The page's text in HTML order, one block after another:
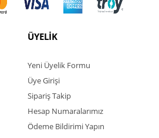
ÜYELİK
Yeni Üyelik Formu
Üye Girişi
Sipariş Takip
Hesap Numaralarımız
Ödeme Bildirimi Yapın